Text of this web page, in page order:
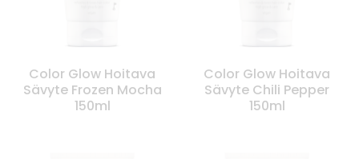
Color Glow Hoitava
Sävyte Frozen Mocha
150ml
Color Glow Hoitava
Sävyte Chili Pepper
150ml